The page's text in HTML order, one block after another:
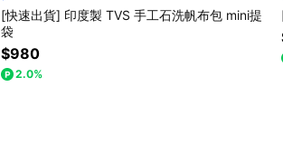
[快速出貨] 印度製 TVS 手工石洗帆布包 mini提
袋
$980
2.0%